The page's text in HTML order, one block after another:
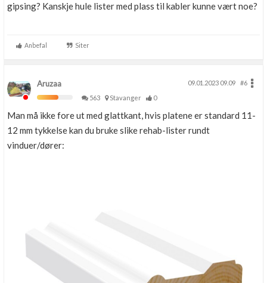
gipsing? Kanskje hule lister med plass til kabler kunne vært noe?
Anbefal Siter
Aruzaa 09.01.2023 09.09
#6
563
Stavanger 0
Man må ikke fore ut med glattkant, hvis platene er standard 11-
12 mm tykkelse kan du bruke slike rehab-lister rundt
vinduer/dører: